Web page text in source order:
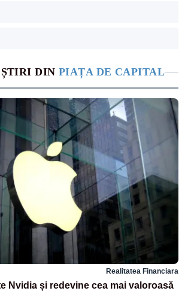
DIN PIAȚA DE CAPITAL
Realitatea Financiara
Nvidia și redevine cea mai valoroasă